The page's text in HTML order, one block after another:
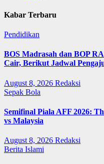
Kabar Terbaru
Pendidikan
BOS Madrasah dan BOP
Cair, Berikut Jadwal
August 8, 2026 Redaksi
Sepak Bola
Semifinal Piala AFF 2026:
vs Malaysia
August 8, 2026 Redaksi
Berita Islami